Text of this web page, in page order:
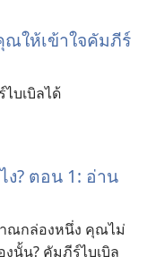
ณให้เข้าใจคัมภีร์
บเบิลได้
ง? ตอน 1: อ่าน
ณกล่องหนึ่ง คุณไม่
งนั้น? คัมภีร์ไบเบิล